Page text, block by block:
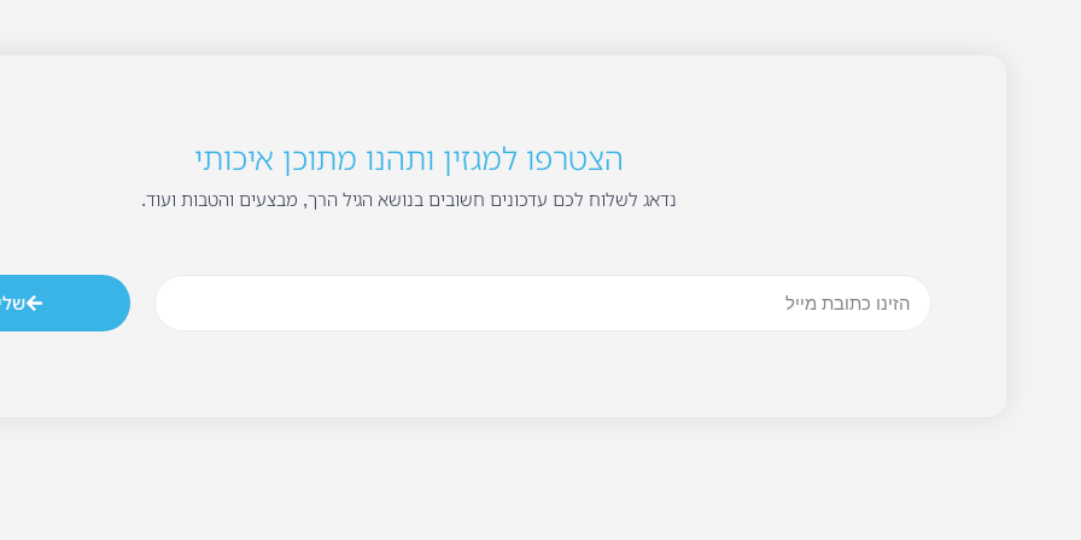
הצטרפו למגזין ותהנו מתוכן איכותי
נדאג לשלוח לכם עדכונים חשובים בנושא הגיל הרך, מבצעים והטבות ועוד.